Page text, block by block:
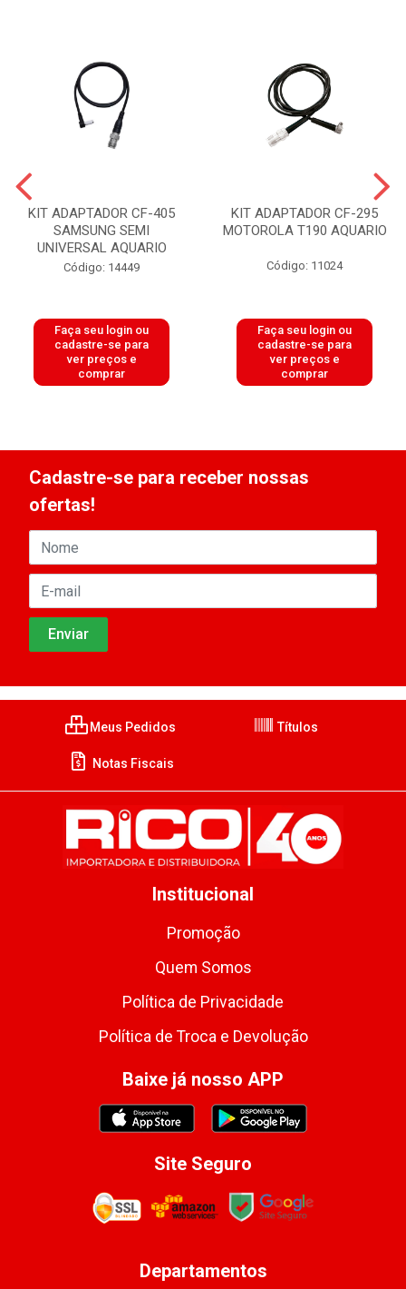
KIT ADAPTADOR CF-405
SAMSUNG SEMI
UNIVERSAL AQUARIO
Código: 14449
Faça seu login ou
cadastre-se para
ver preços e
comprar
KIT ADAPTADOR CF-295
MOTOROLA T190 AQUARIO
Código: 11024
Faça seu login ou
cadastre-se para
ver preços e
comprar
Cadastre-se para receber nossas
ofertas!
Meus Pedidos Títulos
Notas Fiscais
Institucional
Promoção
Quem Somos
Política de Privacidade
Política de Troca e Devolução
Baixe já nosso APP
Site Seguro
Departamentos